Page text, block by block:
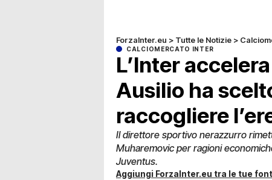
ForzaInter.eu > Tutte le Notizie >
CALCIOMERCATO INTER
L’Inter
Ausilio ha
raccogliere
Il direttore sportivo nerazzurro
Muharemovic per ragioni
Juventus.
Aggiungi ForzaInter.eu tra le tue